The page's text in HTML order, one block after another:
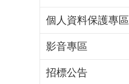
個人資料保護專區
影音專區
招標公告